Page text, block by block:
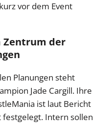
vor dem Event
Zentrum der
Planungen steht
Jade Cargill. Ihre
ist laut Bericht
Intern sollen